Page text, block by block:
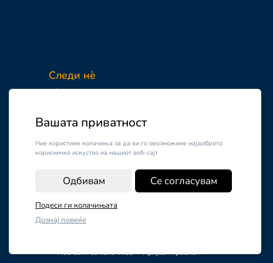
Вашата приватност
Ние користиме колачиња за да ви го овозможиме најдоброто
корисничко искуство на нашиот веб-сајт
Одбивам Се согласувам
Подеси ги колачињата
Дознај повеќе
Следи нè
Facebook
Поставки за колачиња| Пријави проблем